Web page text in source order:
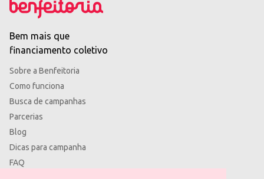
Bem mais que
financiamento coletivo
Sobre a Benfeitoria
Como funciona
Busca de campanhas
Parcerias
Blog
Dicas para campanha
FAQ